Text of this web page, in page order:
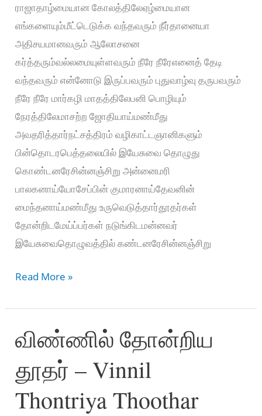
ராஜாதாழ்மையான கோலத்திலேஏழ்மையான
எங்களையும்மீட்டெடுக்க வந்தவரும் நீர்தானையா
அதிசயமானவரும் ஆலோசனை
கர்த்தரும்வல்லமையுள்ளவரும் நீரே நீரேஎனைத் தேடி
வந்தவரும் என்னோடு இருப்பவரும் புதுவாழ்வு தருபவரும்
நீரே நீரே மார்கழி மாதத்திலேபனி பொழியும்
நேரத்திலேமாசற்ற ஜோதியாய்மண்மீது
அவதரித்தார்நட்சத்திரம் வழிகாட்டஞானிகளும்
பின்தொடரபெத்தலையில் இயேசுவை தொழுது
கொண்டனரேசின்னஞ்சிறு அன்னைமரி
பாலகனாய்யோசேப்பின் குமாரனாய்தேவனின்
மைந்தனாய்மண்மீது உருவெடுத்தார்தூதர்கள்
தோன்றிடமேய்ப்பர்கள் நடுங்கிடமன்னவர்
இயேசுவைதொழுவத்தில் கண்டனரேசின்னஞ்சிறு
சின்னஞ்சிறு
–
Chinnachiru
palaganae
Read More »
விண்ணில் தோன்றிய
தூதர் – Vinnil
Thontriya Thoothar